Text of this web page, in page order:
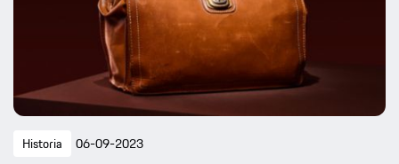
Historia 06-09-2023